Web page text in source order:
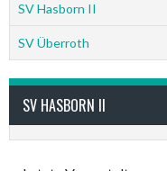
SV Hasborn II
SV Überroth
SV HASBORN II